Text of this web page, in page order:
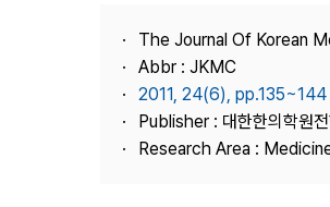
The Journal Of Korean
Abbr : JKMC
2011, 24(6), pp.135~144
Publisher : 대한한의학원전
Research Area :